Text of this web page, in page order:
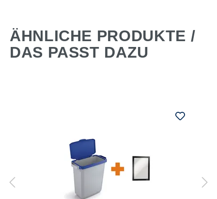
ÄHNLICHE PRODUKTE /
DAS PASST DAZU